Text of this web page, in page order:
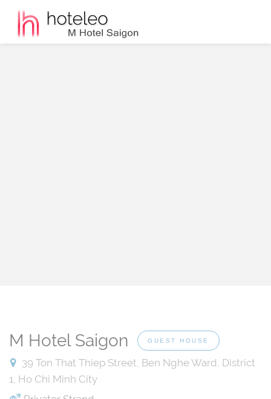
M Hotel Saigon GUEST HOUSE
39 Ton That Thiep Street, Ben Nghe Ward, District
1, Ho Chi Minh City